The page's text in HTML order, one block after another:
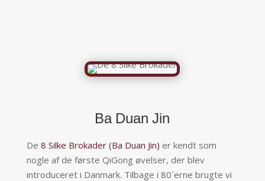
Ba Duan Jin
De 8 Silke Brokader (Ba Duan Jin) er kendt som
nogle af de første QiGong øvelser, der blev
introduceret i Danmark. Tilbage i 80´erne brugte vi